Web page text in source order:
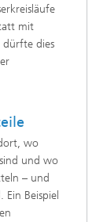
mit
dürfte dies
wo
und wo
– und
Beispiel